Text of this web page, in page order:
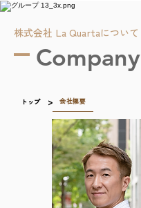
株式会社 La Quartaについて
Company
トップ > 会社概要